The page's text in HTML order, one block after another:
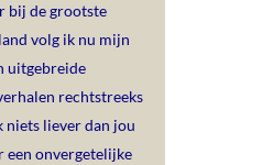
bij de grootste
volg ik nu mijn
uitgebreide
rechtstreeks
liever dan jou
een onvergetelijke